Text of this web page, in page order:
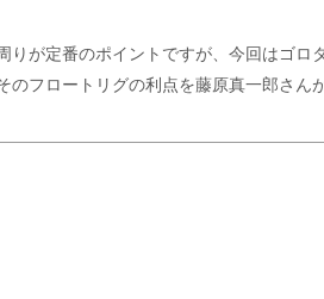
が定番のポイントですが、今回はゴ
フロートリグの利点を藤原真一郎さ